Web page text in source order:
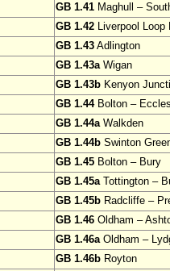
GB 1.41 Maghull –
GB 1.42 Liverpool Loop
GB 1.43 Adlington
GB 1.43aWigan
GB 1.43b Kenyon
GB 1.44Bolton –
GB 1.44aWalkden
GB 1.44b Swinton
GB 1.45 Bolton – Bury
GB 1.45aTottington –
GB 1.45b Radcliffe –
GB 1.46 Oldham –
GB 1.46aOldham –
GB 1.46b Royton